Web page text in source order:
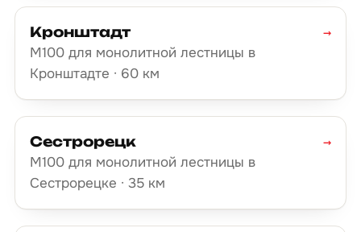
Кронштадт
М100 для монолитной лестницы в
Кронштадте · 60 км
→
Сестрорецк
М100 для монолитной лестницы в
Сестрорецке · 35 км
→